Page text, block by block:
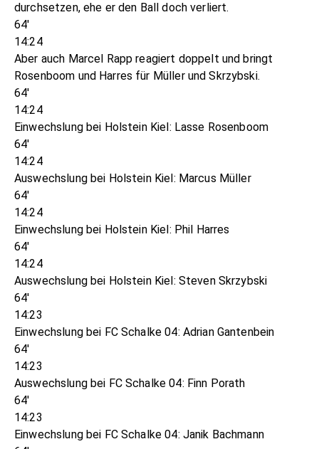
durchsetzen, ehe er den Ball doch verliert.
64'
14:24
Aber auch Marcel Rapp reagiert doppelt und bringt
Rosenboom und Harres für Müller und Skrzybski.
64'
14:24
Einwechslung bei Holstein Kiel: Lasse Rosenboom
64'
14:24
Auswechslung bei Holstein Kiel: Marcus Müller
64'
14:24
Einwechslung bei Holstein Kiel: Phil Harres
64'
14:24
Auswechslung bei Holstein Kiel: Steven Skrzybski
64'
14:23
Einwechslung bei FC Schalke 04: Adrian Gantenbein
64'
14:23
Auswechslung bei FC Schalke 04: Finn Porath
64'
14:23
Einwechslung bei FC Schalke 04: Janik Bachmann